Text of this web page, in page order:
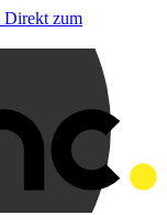
Direkt zum